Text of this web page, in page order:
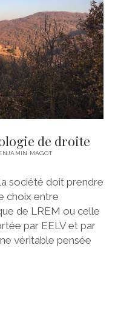
form
de droite
MAGOT
société doit prendre
choix entre
de LREM ou celle
par EELV et par
véritable pensée